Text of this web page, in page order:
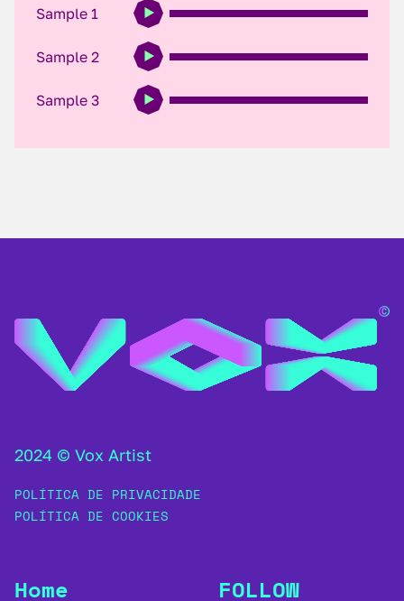
Sample 1
Sample 2
Sample 3
2024 © Vox Artist
POLÍTICA DE PRIVACIDADE
POLÍTICA DE COOKIES
Home FOLLOW